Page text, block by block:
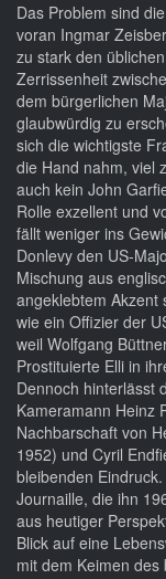
Das Problem sind
voran Ingmar
zu stark den
Zerrissenheit
dem bürgerlichen
glaubwürdig zu
sich die wichtigste
die Hand nahm, viel
auch kein John
Rolle exzellent und
fällt weniger ins
Donlevy den US-
Mischung aus
angeklebtem Akzent
wie ein Offizier der
weil Wolfgang
Prostituierte Elli in
Dennoch hinterlässt
Kameramann Heinz
Nachbarschaft von
1952) und Cyril
bleibenden
Journaille, die ihn
aus heutiger
Blick auf eine
mit dem Keimen